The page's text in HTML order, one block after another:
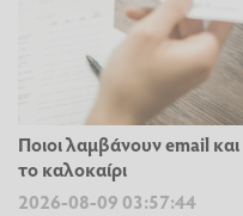
Ποιοι λαμβάνουν email
το καλοκαίρι
2026-08-09 03:57:44